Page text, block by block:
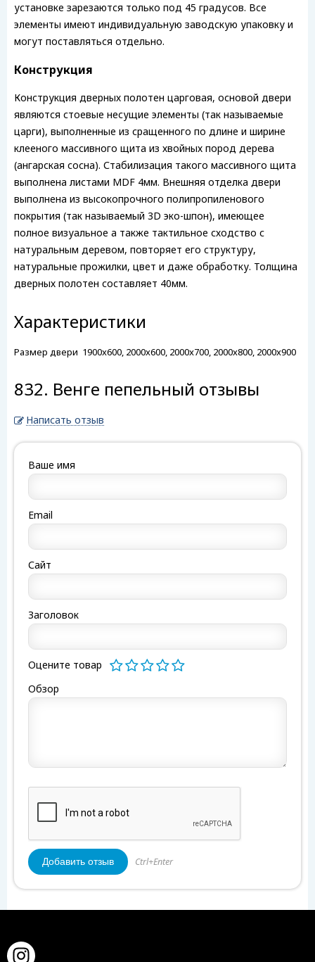
установке зарезаются только под 45 градусов. Все
элементы имеют индивидуальную заводскую упаковку и
могут поставляться отдельно.
Конструкция
Конструкция дверных полотен царговая, основой двери
являются стоевые несущие элементы (так называемые
царги), выполненные из сращенного по длине и ширине
клееного массивного щита из хвойных пород дерева
(ангарская сосна). Стабилизация такого массивного щита
выполнена листами MDF 4мм. Внешняя отделка двери
выполнена из высокопрочного полипропиленового
покрытия (так называемый 3D эко-шпон), имеющее
полное визуальное а также тактильное сходство с
натуральным деревом, повторяет его структуру,
натуральные прожилки, цвет и даже обработку. Толщина
дверных полотен составляет 40мм.
Характеристики
Размер двери 1900x600, 2000x600, 2000x700, 2000x800, 2000x900
832. Венге пепельный отзывы
Написать отзыв
Ваше имя
Email
Сайт
Заголовок
Оцените товар
Обзор
Ctrl+Enter